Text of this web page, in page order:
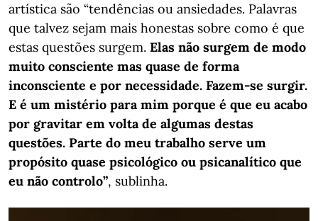
artística são “tendências ou ansiedades. Palavras
que talvez sejam mais honestas sobre como é que
estas questões surgem. Elas não surgem de modo
muito consciente mas quase de forma
inconsciente e por necessidade. Fazem-se surgir.
E é um mistério para mim porque é que eu acabo
por gravitar em volta de algumas destas
questões. Parte do meu trabalho serve um
propósito quase psicológico ou psicanalítico que
eu não controlo”, sublinha.